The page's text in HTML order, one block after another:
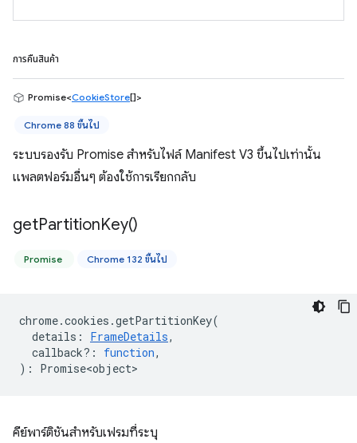
การคืนสินค้า
Promise<CookieStore[]>
Chrome 88 ขึ้นไป
ระบบรองรับ Promise สำหรับไฟล์ Manifest V3 ขึ้นไปเท่านั้น
แพลตฟอร์มอื่นๆ ต้องใช้การเรียกกลับ
getPartitionKey()
Promise Chrome 132 ขึ้นไป
chrome.cookies .getPartitionKey(
details : FrameDetails,
callback? : function,
) : Promise<object>
คีย์พาร์ติชันสำหรับเฟรมที่ระบุ